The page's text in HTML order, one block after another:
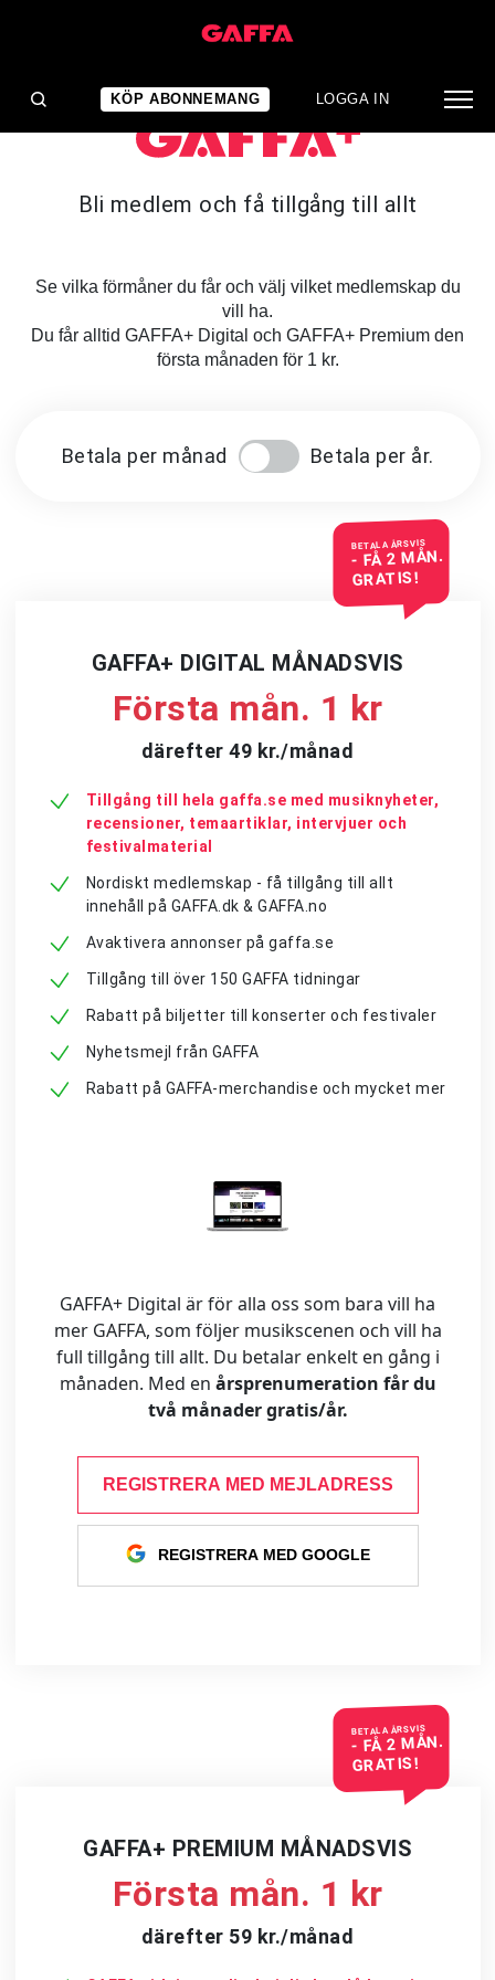
KÖP ABONNEMANG LOGGA IN
Bli medlem och få tillgång till allt
Se vilka förmåner du får och välj vilket medlemskap du
vill ha.
Du får alltid GAFFA+ Digital och GAFFA+ Premium den
första månaden för 1 kr.
Betala per månad Betala per år.
BETALA ÅRSVIS
- FÅ 2 MÅN.
GRATIS!
GAFFA+ DIGITAL MÅNADSVIS
Första mån. 1 kr
därefter 49 kr./månad
Tillgång till hela gaffa.se med musiknyheter,
recensioner, temaartiklar, intervjuer och
festivalmaterial
Nordiskt medlemskap - få tillgång till allt
innehåll på GAFFA.dk & GAFFA.no
Avaktivera annonser på gaffa.se
Tillgång till över 150 GAFFA tidningar
Rabatt på biljetter till konserter och festivaler
Nyhetsmejl från GAFFA
Rabatt på GAFFA-merchandise och mycket mer
GAFFA+ Digital är för alla oss som bara vill ha
mer GAFFA, som följer musikscenen och vill ha
full tillgång till allt. Du betalar enkelt en gång i
månaden. Med en årsprenumeration får du
två månader gratis/år.
REGISTRERA MED MEJLADRESS
REGISTRERA MED GOOGLE
BETALA ÅRSVIS
- FÅ 2 MÅN.
GRATIS!
GAFFA+ PREMIUM MÅNADSVIS
Första mån. 1 kr
därefter 59 kr./månad